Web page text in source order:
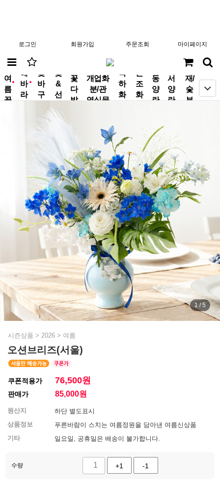
로그인 회원가입 주문조회 마이페이지
new
여
름
꽃
new
해
바
라
꽃
바
구
꽃
&
선
꽃
다
발
개업화
분/관
엽식물
축
하
화
근
조
화
동
양
란
서
양
란
분
재/
숯
부
1 / 5
시즌상품 > 2026 > 여름
오션브리즈(서울)
쿠폰적용가 76,500원
판매가 85,000원
원산지
하단 별도표시
상품정보
푸른바람이 스치는 여름정원을 담아낸 여름신상품
기타
일요일, 공휴일은 배송이 불가합니다.
수량 +1 -1